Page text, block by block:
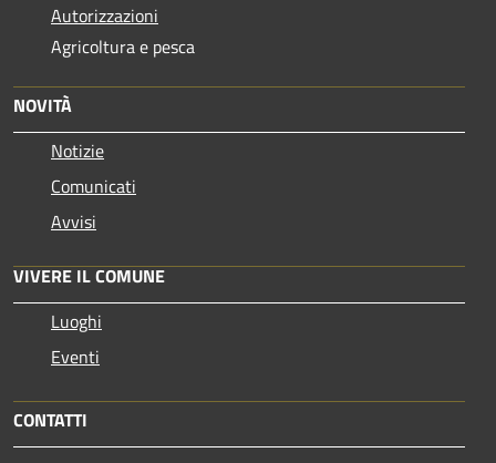
Autorizzazioni
Agricoltura e pesca
NOVITÀ
Notizie
Comunicati
Avvisi
VIVERE IL COMUNE
Luoghi
Eventi
CONTATTI